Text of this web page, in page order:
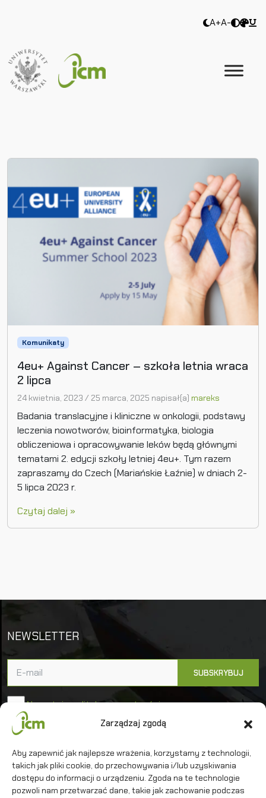
Zarządzaj zgodą
Aby zapewnić jak najlepsze wrażenia, korzystamy z technologii,
takich jak pliki cookie, do przechowywania i/lub uzyskiwania
dostępu do informacji o urządzeniu. Zgoda na te technologie
pozwoli nam przetwarzać dane, takie jak zachowanie podczas
A+A-
Komunikaty
4eu+ Against Cancer – szkoła letnia wraca
2 lipca
24 kwietnia, 2023 / 25 marca, 2025 napisał(a) mareks
Badania translacyjne i kliniczne w onkologii, podstawy
leczenia nowotworów, bioinformatyka, biologia
obliczeniowa i opracowywanie leków będą głównymi
tematami 2. edycji szkoły letniej 4eu+. Tym razem
zapraszamy do Czech (Mariańskie Łaźnie) w dniach 2-
5 lipca 2023 r.
Czytaj dalej »
NEWSLETTER
Akceptuję politykę prywatności
Uniwersytet Warszawski
Interdyscyplinarne Centrum Modelowania
Matematycznego i Komputerowego